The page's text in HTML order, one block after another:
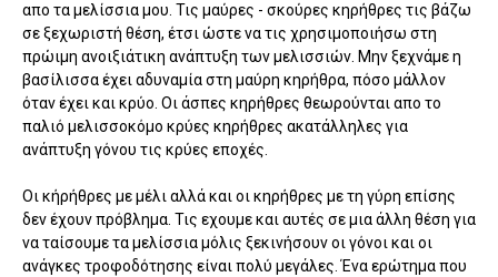
απο τα μελίσσια μου. Τις μαύρες - σκούρες κηρήθρες τις βάζω
σε ξεχωριστή θέση, έτσι ώστε να τις χρησιμοποιήσω στη
πρώιμη ανοιξιάτικη ανάπτυξη των μελισσιών. Μην ξεχνάμε η
βασίλισσα έχει αδυναμία στη μαύρη κηρήθρα, πόσο μάλλον
όταν έχει και κρύο. Οι άσπες κηρήθρες θεωρούνται απο το
παλιό μελισσοκόμο κρύες κηρήθρες ακατάλληλες για
ανάπτυξη γόνου τις κρύες εποχές.
Οι κήρήθρες με μέλι αλλά και οι κηρήθρες με τη γύρη επίσης
δεν έχουν πρόβλημα. Τις εχουμε και αυτές σε μια άλλη θέση για
να ταίσουμε τα μελίσσια μόλις ξεκινήσουν οι γόνοι και οι
ανάγκες τροφοδότησης είναι πολύ μεγάλες. Ένα ερώτημα που